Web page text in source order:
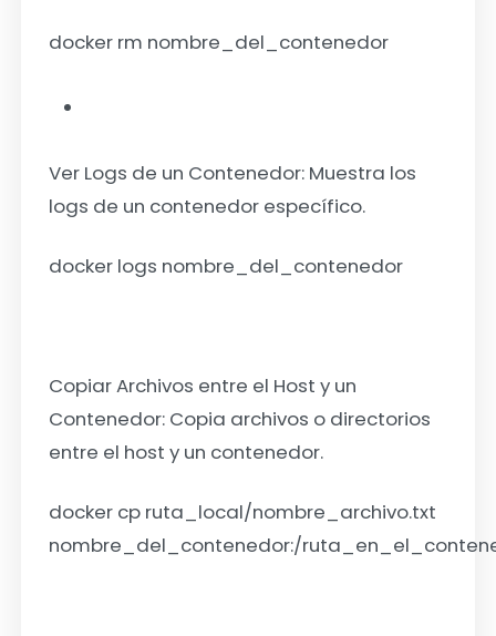
docker rm nombre_del_contenedor
Ver Logs de un Contenedor: Muestra los
logs de un contenedor específico.
docker logs nombre_del_contenedor
Copiar Archivos entre el Host y un
Contenedor: Copia archivos o directorios
entre el host y un contenedor.
docker cp ruta_local/nombre_archivo.txt
nombre_del_contenedor:/